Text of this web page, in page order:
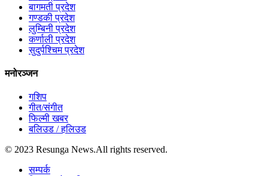
बागमती प्रदेश
गण्डकी प्रदेश
लुम्बिनी प्रदेश
कर्णाली प्रदेश
सुदुर्पश्चिम प्रदेश
मनोरञ्जन
गशिप
गीत/संगीत
फिल्मी खबर
बलिउड / हलिउड
© 2023 Resunga News.All rights reserved.
सम्पर्क